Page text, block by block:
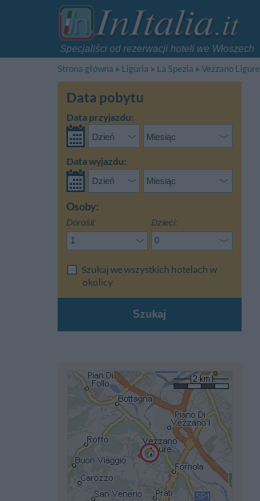
Specjaliści od rezerwacji hoteli we Włoszech
Strona główna
Liguria La Spezia Vezzano Ligure
Data pobytu
Data przyjazdu:
Data wyjazdu:
Osoby:
Dorośli: Dzieci:
Szukaj we wszystkich hotelach w
okolicy
Szukaj